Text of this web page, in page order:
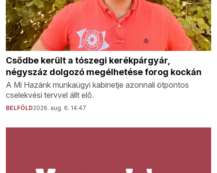
Csődbe került a tószegi kerékpárgyár,
négyszáz dolgozó megélhetése forog kockán
A Mi Hazánk munkaügyi kabinetje azonnali ötpontos
cselekvési tervvel állt elő.
BELFÖLD2026. aug. 6. 14:47